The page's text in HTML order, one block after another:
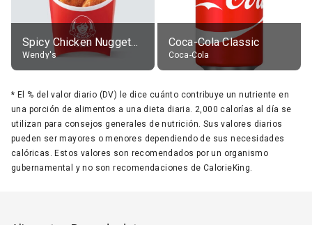
Spicy Chicken Nuggets, without sauce
Wendy's
Coca-Cola Classic
Coca-Cola
* El % del valor diario (DV) le dice cuánto contribuye un nutriente en
una porción de alimentos a una dieta diaria. 2,000 calorías al día se
utilizan para consejos generales de nutrición. Sus valores diarios
pueden ser mayores o menores dependiendo de sus necesidades
calóricas. Estos valores son recomendados por un organismo
gubernamental y no son recomendaciones de CalorieKing.